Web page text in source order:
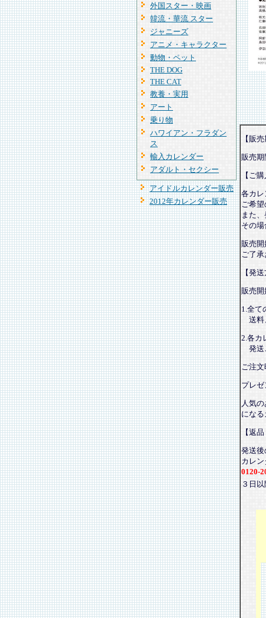
外国スター・映画
韓流・華流 スター
ジャニーズ
アニメ・キャラクター
動物・ペット
THE DOG
THE CAT
教養・実用
アート
乗り物
ハワイアン・フラダン
ス
輸入カレンダー
アダルト・セクシー
アイドルカレンダー販売
2012年カレンダー販売
【販売
販売期
【ご
各カレ
ご希
また
その
販売開
ご了
【発送
販売開
1.全て
送料
2.各カ
発送
ご注
プレ
人気
にな
【返
発送後
カレン
0120-
３日